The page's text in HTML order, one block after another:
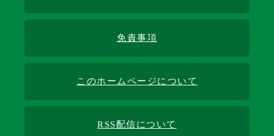
免責事項
このホームページについて
RSS配信について